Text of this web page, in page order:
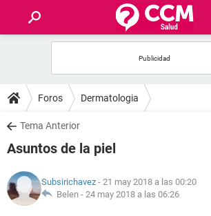
FOROS
SALUD
NUTRICIÓN
Foros Dermatologia
Tema Anterior
Asuntos de la piel
Subsirichavez - 21 may 2018 a las 00:20
Belen - 24 may 2018 a las 06:26